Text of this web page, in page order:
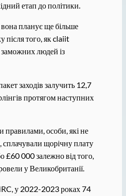
етап до політики.
планує ще більше
після того, як claiit
людей із
заходів залучить 12,7
протягом наступних
правилами, особи, які не
сплачували щорічну плату
£60 000 залежно від того,
у Великобританії.
у 2022-2023 роках 74